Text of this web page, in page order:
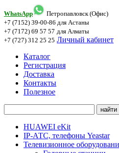
WhatsApp
Петропавловск (Офис)
+7 (7152) 39-00-86 для Астаны
+7 (7172) 69 57 57 для Алматы
+7 (727) 312 25 25 Личный кабинет
Каталог
Регистрация
Доставка
Контакты
Полезное
HUAWEI eKit
IP-АТС, телефоны Yeastar
Телевизионное